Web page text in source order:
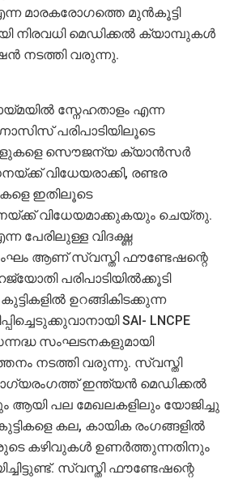
മാരകരോഗത്തെ മുന്‍കൂട്ടി
നിരവധി മെഡിക്കല്‍ ക്യാമ്പുകള്‍
നടത്തി വരുന്നു.
സ്നേഹതാളം എന്ന
പരിപാടിയിലൂടെ
സൌജന്യ ക്യാന്‍സര്‍
വിധേയരാക്കി, രണ്ടര
ഇതിലൂടെ
വിധേയമാക്കുകയും ചെയ്തു.
പേരിലുള്ള‍ വിദഗ്ദ്ധ
ആണ് സ്വസ്തി ഫൗണ്ടേഷന്റെ
പരിപാടിയില്‍ക്കൂടി
ഉറങ്ങികിടക്കുന്ന
SAI- LNCPE
സംഘടനകളുമായി
നടത്തി വരുന്നു. സ്വസ്തി
ഇന്ത്യൻ മെഡിക്കൽ
പല മേഖലകളിലും യോജിച്ചു
കല, കായിക രംഗങ്ങളില്‍
കഴിവുകള്‍ ഉണര്‍ത്തുന്നതിനും
സ്വസ്തി ഫൗണ്ടേഷന്റെ